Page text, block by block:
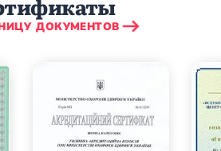
ДОКУМЕНТОВ